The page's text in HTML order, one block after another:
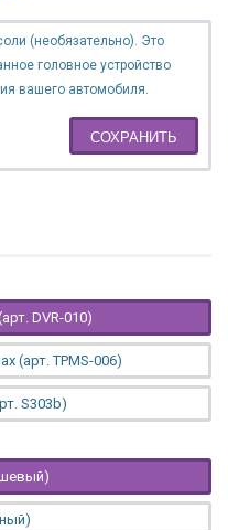
(необязательно). Это
головное устройство
вашего автомобиля.
СОХРАНИТЬ
DVR-010)
(арт. TPMS-006)
S303b)